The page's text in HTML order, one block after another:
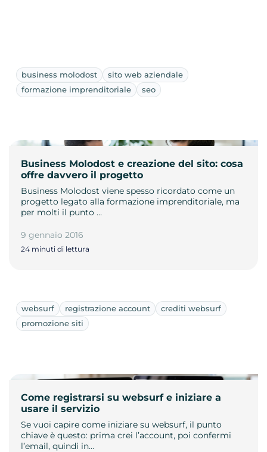
business molodost
sito web aziendale
formazione imprenditoriale
seo
Business Molodost e creazione del sito: cosa
offre davvero il progetto
Business Molodost viene spesso ricordato come un
progetto legato alla formazione imprenditoriale, ma
per molti il punto …
9 gennaio 2016
24 minuti di lettura
websurf registrazione account
crediti websurf
promozione siti
Come registrarsi su websurf e iniziare a
usare il servizio
Se vuoi capire come iniziare su websurf, il punto
chiave è questo: prima crei l’account, poi confermi
l’email, quindi in…